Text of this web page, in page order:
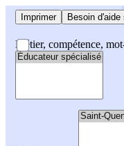
Imprimer Besoin
Métier, compétence,